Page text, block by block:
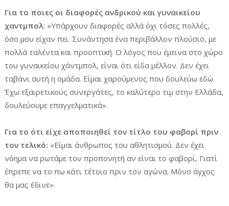
Για το ποιες οι διαφορές ανδρικού και γυναικείου
χαντμπολ: «Υπάρχουν διαφορές αλλά όχι τόσες πολλές,
όσο μου είχαν πει. Συνάντησα ένα περιβάλλον πλούσιο, με
πολλά ταλέντα και προοπτική. Ο λόγος που έμεινα στο χώρο
του γυναικείου χάντμπολ, είναι ότι είδα μέλλον. Δεν έχει
ταβάνι αυτή η ομάδα. Είμαι χαρούμενος που δουλεύω εδώ.
Έχω εξαιρετικούς συνεργάτες, το καλύτερο τιμ στην Ελλάδα,
δουλεύουμε επαγγελματικά».
Για το ότι είχε αποποιηθεί τον τίτλο του φαβορί πριν
τον τελικό: «Είμαι άνθρωπος του αθλητισμού. Δεν έχει
νόημα να ρωτάμε τον προπονητή αν είναι το φαβορί, Γιατί
έπρεπε να το πω κάτι τέτοιο πριν τον αγώνα. Μόνο άγχος
θα μας έδινε».